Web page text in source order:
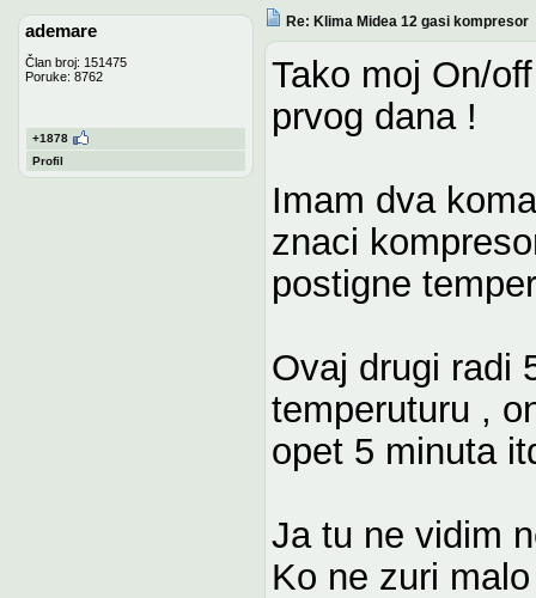
ademare
Član broj: 151475
Poruke: 8762
+1878
Profil
Re: Klima Midea 12 gasi kompresor
Tako moj On/
prvog dana !
Imam dva
znaci
postigne
Ovaj drugi radi
temperuturu ,
opet 5 minuta
Ja tu ne vidim
Ko ne zuri